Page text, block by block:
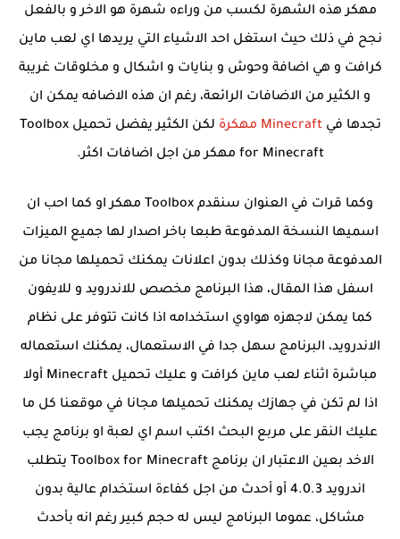
مهكر هذه الشهرة لكسب من وراءه شهرة هو الاخر و بالفعل
نجح في ذلك حيث استغل احد الاشياء التي يريدها اي لعب ماين
كرافت و هي اضافة وحوش و بنايات و اشكال و مخلوقات غريبة
و الكثير من الاضافات الرائعة، رغم ان هذه الاضافه يمكن ان
تجدها فيMinecraft مهكرة
لكن الكثير يفضل تحميل Toolbox
for Minecraft مهكر من اجل اضافات اكثر.
وكما قرات في العنوان سنقدم Toolbox مهكر او كما احب ان
اسميها النسخة المدفوعة طبعا باخر اصدار لها جميع الميزات
المدفوعة مجانا وكذلك بدون اعلانات يمكنك تحميلها مجانا من
اسفل هذا المقال، هذا البرنامج مخصص للاندرويد و للايفون
كما يمكن لاجهزه هواوي استخدامه اذا كانت تتوفر على نظام
الاندرويد، البرنامج سهل جدا في الاستعمال، يمكنك استعماله
مباشرة اثناء لعب ماين كرافت و عليك تحميل Minecraft أولا
اذا لم تكن في جهازك يمكنك تحميلها مجانا في موقعنا كل ما
عليك النقر على مربع البحث اكتب اسم اي لعبة او برنامج يجب
الاخد بعين الاعتبار ان برنامج Toolbox for Minecraft يتطلب
اندرويد 4.0.3 أو أحدث من اجل كفاءة استخدام عالية بدون
مشاكل، عموما البرنامج ليس له حجم كبير رغم انه بأحدث